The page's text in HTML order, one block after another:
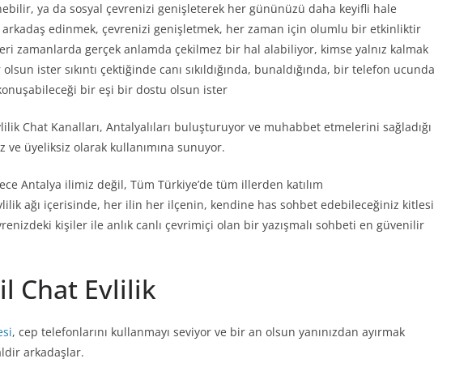
ya da sosyal çevrenizi genişleterek her gününüzü daha keyifli hale
edinmek, çevrenizi genişletmek, her zaman için olumlu bir etkinliktir
zamanlarda gerçek anlamda çekilmez bir hal alabiliyor, kimse yalnız kalmak
ister sıkıntı çektiğinde canı sıkıldığında, bunaldığında, bir telefon ucunda
bir eşi bir dostu olsun ister
Chat Kanalları, Antalyalıları buluşturuyor ve muhabbet etmelerini sağladığı
üyeliksiz olarak kullanımına sunuyor.
Antalya ilimiz değil, Tüm Türkiye’de tüm illerden katılım
ağı içerisinde, her ilin her ilçenin, kendine has sohbet edebileceğiniz kitlesi
kişiler ile anlık canlı çevrimiçi olan bir yazışmalı sohbeti en güvenilir
Chat Evlilik
, cep telefonlarını kullanmayı seviyor ve bir an olsun yanınızdan ayırmak
arkadaşlar.